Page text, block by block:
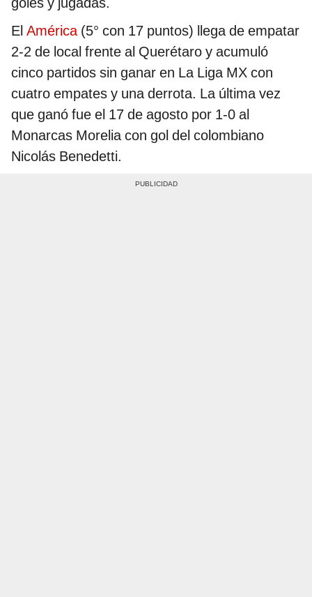
El América (5° con 17 puntos) llega de empatar
2-2 de local frente al Querétaro y acumuló
cinco partidos sin ganar en La Liga MX con
cuatro empates y una derrota. La última vez
que ganó fue el 17 de agosto por 1-0 al
Monarcas Morelia con gol del colombiano
Nicolás Benedetti.